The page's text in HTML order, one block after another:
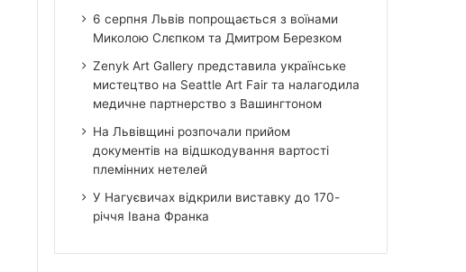
6 серпня Львів попрощається з воїнами
Миколою Слєпком та Дмитром Березком
Zenyk Art Gallery представила українське
мистецтво на Seattle Art Fair та налагодила
медичне партнерство з Вашингтоном
На Львівщині розпочали прийом
документів на відшкодування вартості
племінних нетелей
У Нагуєвичах відкрили виставку до 170-
річчя Івана Франка